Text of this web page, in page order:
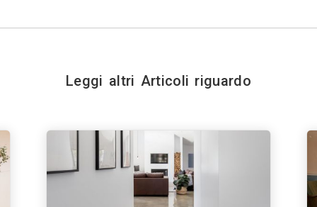
Leggi altri Articoli riguardo